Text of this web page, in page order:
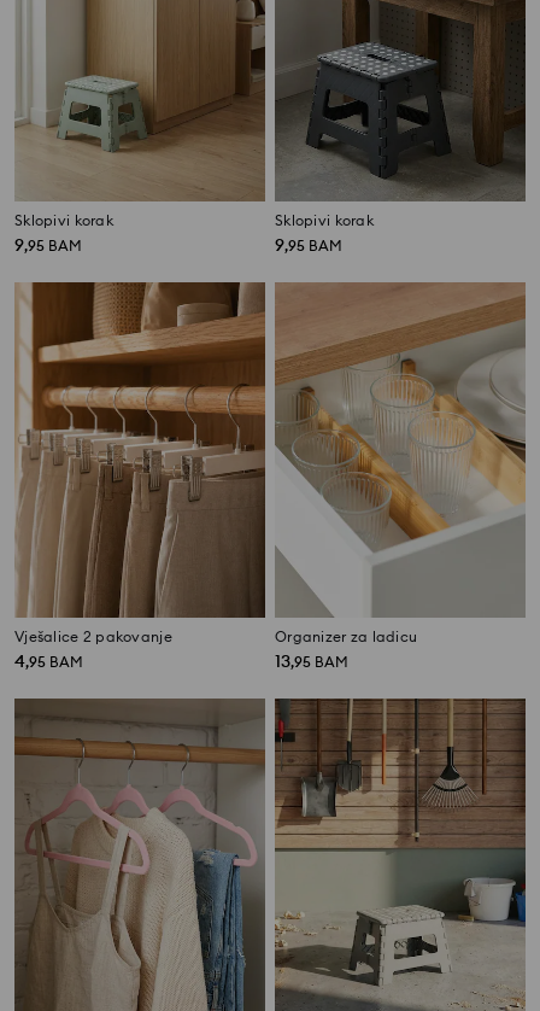
Sklopivi korak
9,95 BAM
Sklopivi korak
9,95 BAM
Vješalice 2 pakovanje
4,95 BAM
Organizer za ladicu
13,95 BAM